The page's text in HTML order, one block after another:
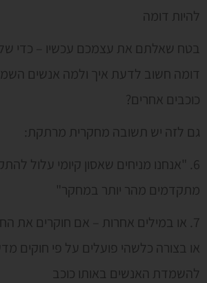
להיות דומה
בטח שאלתם את עצמכם עכשיו – כדי
דומה חשוב לדעת איך ולמה אנשים
כוכבים אחרים?
גם לזה יש תשובה מחקרית מרתקת:
6. "אנחנו מניחים שאסון קיומי עלול
מתקדמים מהר יותר במחקר"
7. או במילים אחרות – אם חוקרים את
או בצורה כלשהי פועלים על פי חוקים
להשמדת האנשים באותו כוכב